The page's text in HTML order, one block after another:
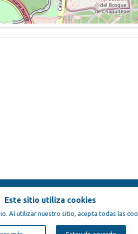
Este sitio utiliza cookies
Al utilizar nuestro sitio, acepta todas las